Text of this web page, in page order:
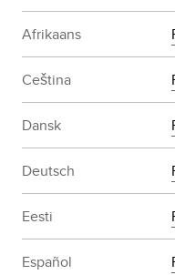
Afrikaans
Ceština
Dansk
Deutsch
Eesti
Español